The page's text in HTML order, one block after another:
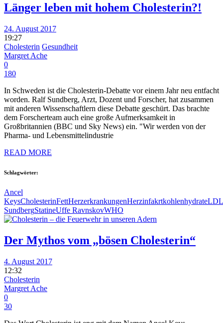
Länger leben mit hohem Cholesterin?!
24. August 2017
19:27
Cholesterin Gesundheit
Margret Ache
0
180
In Schweden ist die Cholesterin-Debatte vor einem Jahr neu entfacht
worden. Ralf Sundberg, Arzt, Dozent und Forscher, hat zusammen
mit anderen Wissenschaftlern diese Debatte geschürt. Das brachte
dem Forscherteam auch eine große Aufmerksamkeit in
Großbritannien (BBC und Sky News) ein. "Wir werden von der
Pharma- und Lebensmittelindustrie
READ MORE
Schlagwörter:
Ancel
KeysCholesterinFettHerzerkrankungenHerzinfakrtkohlenhydrateLDL
SundbergStatineUffe RavnskovWHO
Der Mythos vom „bösen Cholesterin“
4. August 2017
12:32
Cholesterin
Margret Ache
0
30